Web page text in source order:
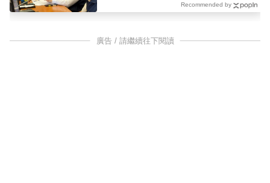
Recommended by
廣告 / 請繼續往下閱讀